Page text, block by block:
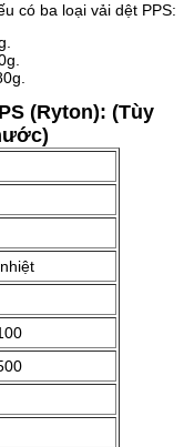
có ba loại vải dệt PPS:
(Ryton): (Tùy